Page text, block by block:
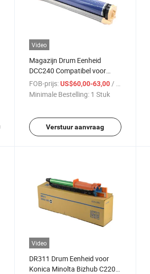
Video
Magazijn Drum Eenheid
DCC240 Compatibel voor
Xerox DocuCentre C240 250
Copier
FOB-prijs: US$60,00-63,00 / Stuk
Minimale Bestelling: 1 Stuk
Verstuur aanvraag
Video
DR311 Drum Eenheid voor
Konica Minolta Bizhub C220